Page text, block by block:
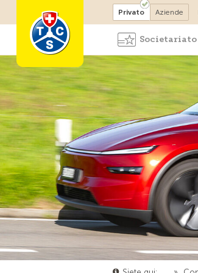
Diventare socio
Privato Aziende